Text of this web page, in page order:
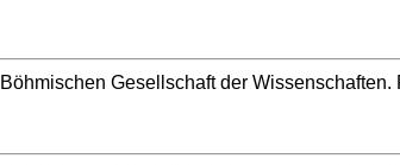
Gesellschaft der Wissenschaften.